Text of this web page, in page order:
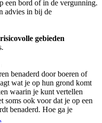
een bord of in de vergunning.
advies in bij de
gebieden
benaderd door boeren of
wat je op hun grond komt
waarin je kunt vertellen
soms ook voor dat je op een
benaderd. Hoe ga je